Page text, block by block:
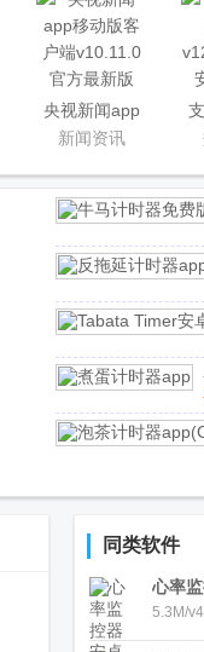
央视新闻app
移动版客户端
新闻资讯
同类软件
心率
5.3M/